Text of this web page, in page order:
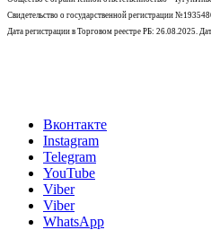
Свидетельство о государственной регистрации
Дата регистрации в Торговом реестре РБ: 26.08.2025.
Вконтакте
Instagram
Telegram
YouTube
Viber
Viber
WhatsApp